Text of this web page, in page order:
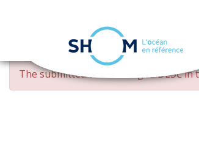
Skip
main
ERROR
MESSAGE
The submitted value changed DESCin